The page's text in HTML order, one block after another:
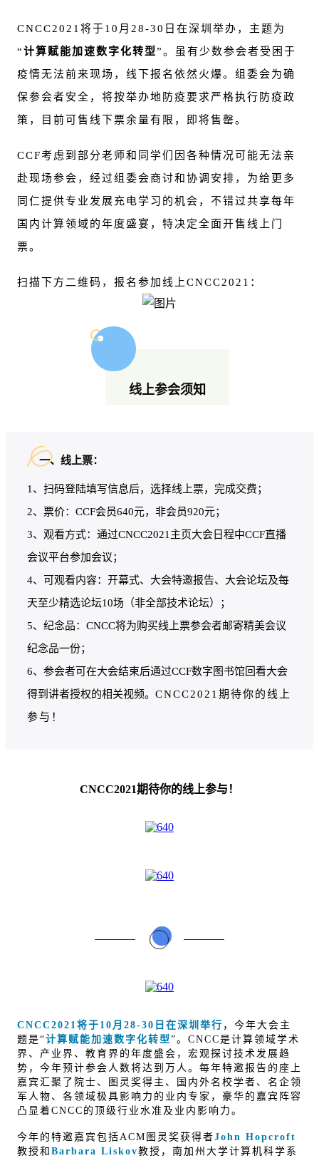
CNCC2021将于10月28-30日在深圳举办，主题为
“计算赋能加速数字化转型”。虽有少数参会者受困于
疫情无法前来现场，线下报名依然火爆。组委会为确
保参会者安全，将按举办地防疫要求严格执行防疫政
策，目前可售线下票余量有限，即将售罄。
CCF考虑到部分老师和同学们因各种情况可能无法亲
赴现场参会，经过组委会商讨和协调安排，为给更多
同仁提供专业发展充电学习的机会，不错过共享每年
国内计算领域的年度盛宴，特决定全面开售线上门
票。
扫描下方二维码，报名参加线上CNCC2021：
线上参会须知
一、线上票：
1、扫码登陆填写信息后，选择线上票，完成交费；
2、票价：CCF会员640元，非会员920元；
3、观看方式：通过CNCC2021主页大会日程中CCF直播
会议平台参加会议；
4、可观看内容：开幕式、大会特邀报告、大会论坛及每
天至少精选论坛10场（非全部技术论坛）；
5、纪念品：CNCC将为购买线上票参会者邮寄精美会议
纪念品一份；
6、参会者可在大会结束后通过CCF数字图书馆回看大会
得到讲者授权的相关视频。 CNCC2021期待你的线上
参与！
CNCC2021期待你的线上参与！
CNCC2021将于10月28-30日在深圳举行 ，今年大会主
题是“计算赋能加速数字化转型”。CNCC是计算领域学术
界、产业界、教育界的年度盛会，宏观探讨技术发展趋
势，今年预计参会人数将达到万人。每年特邀报告的座上
嘉宾汇聚了院士、图灵奖得主、国内外名校学者、名企领
军人物、各领域极具影响力的业内专家，豪华的嘉宾阵容
凸显着CNCC的顶级行业水准及业内影响力。
今年的特邀嘉宾包括ACM图灵奖获得者John Hopcroft
教授和 Barbara Liskov教授，南加州大学计算机科学系